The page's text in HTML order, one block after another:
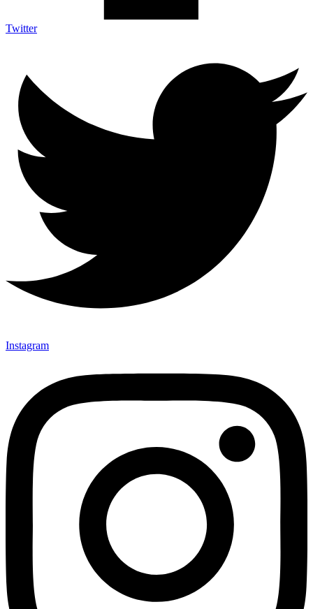
Twitter
Instagram